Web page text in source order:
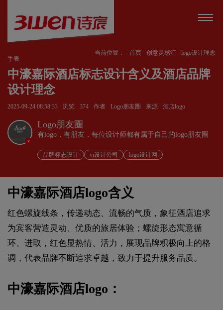
当前位置： 首页 创意灵感汇
logo设计理念
手表
中濠嘉际酒店标志设计含义及酒店品牌
设计理念
2025-09-24 08:58:33 浏览 374 作者 Logo朋友圈 来源 酒店logo
v
Logo朋友圈
有logo，有朋友，每位设计师都有属于自己的logo朋友圈
品牌标志设计 vi设计公司 logo设计网
中濠嘉际酒店logo含义
红色螺旋线条，传递动态、流畅的气质，象征酒店追求
为宾客营造灵动、优质的旅居体验；螺旋形态寓意循
环、进取，红色显热情、活力，展现品牌积极向上的格
调，代表品牌不断追求卓越，致力于提升服务品质。
中濠嘉际酒店logo：